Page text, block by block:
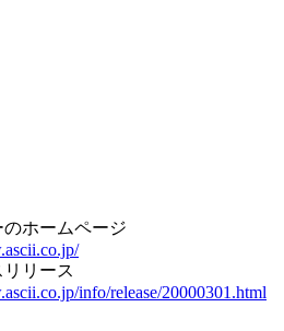
ホームページ
リース
info/release/20000301.html